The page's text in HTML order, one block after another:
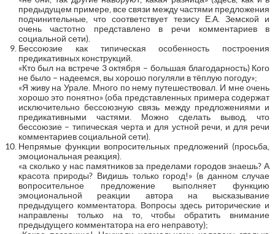
предыдущем примере, все связи между частями предложения
подчинительные, что соответствует тезису Е.А. Земской и
очень частотно представлено в речи комментариев в
социальной сети).
Бессоюзие как типическая особенность построения
предикативных конструкций.
«Кто был на встрече 3 октября – большая благодарность) Кого
не было – надеемся, вы хорошо погуляли в тёплую погоду»;
«Я живу на Урале. Много по нему путешествовал. И мне очень
хорошо это понятно» (оба представленных примера содержат
исключительно бессоюзную связь между предложениями и
предикативными частями. Можно сделать вывод, что
бессоюзие – типическая черта и для устной речи, и для речи
комментариев социальной сети).
Непрямые функции вопросительных предложений (просьба,
эмоциональная реакция).
«а сколько у нас памятников за пределами городов знаешь? А
красота природы? Видишь только город!» (в данном случае
вопросительное предложение выполняет функцию
эмоциональной реакции автора на высказывание
предыдущего комментатора. Вопросы здесь риторические и
направлены только на то, чтобы обратить внимание
предыдущего комментатора на его неправоту);